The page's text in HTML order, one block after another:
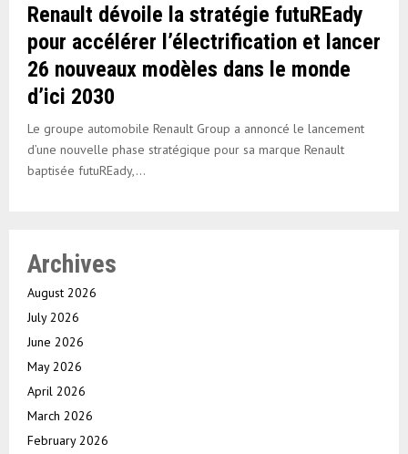
Renault dévoile la stratégie futuREady
pour accélérer l’électrification et lancer
26 nouveaux modèles dans le monde
d’ici 2030
Le groupe automobile Renault Group a annoncé le lancement
d’une nouvelle phase stratégique pour sa marque Renault
baptisée futuREady,...
Archives
August 2026
July 2026
June 2026
May 2026
April 2026
March 2026
February 2026